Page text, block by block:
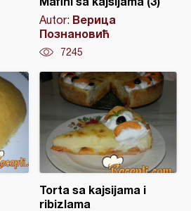
Autor: Верица
Познановић
7245
Torta sa kajsijama i
ribizlama